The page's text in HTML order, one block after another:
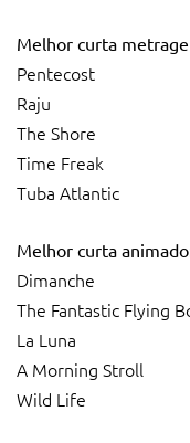
Melhor curta
Pentecost
Raju
The Shore
Time Freak
Tuba Atlantic
Melhor curta
Dimanche
The Fantastic Flying
La Luna
A Morning Stroll
Wild Life